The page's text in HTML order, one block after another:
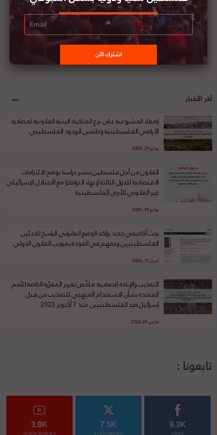
آخر الأخبار
إضفاء المشروعية على نزع الملكية: البنية القانونية لمصادرة
الأراضي الفلسطينية وطمس الوجود الفلسطيني
يوليو 29, 2026
القانون من أجل فلسطين تنشر دراسة توضح الالتزامات
الاقتصادية للدول الثالثة لإنهاء التواطؤ مع الاحتلال الإسرائيلي
غير القانوني للأرض الفلسطينية
يوليو 18, 2026
بحث أكاديمي جديد يؤكد الوضع القانوني الراسخ للاجئين
الفلسطينيين وحقهم في العودة بموجب القانون الدولي
أبريل 15, 2026
التعذيب والإبادة الجماعية: ملخّص تقرير المقرّرة الخاصة للأمم
المتحدة بشأن الاستخدام المنهجي للتعذيب من قبل
إسرائيل ضد الفلسطينيين منذ 7 أكتوبر 2023
مارس 24, 2026
تابعونا :
9.3K
7.5K
3.8K